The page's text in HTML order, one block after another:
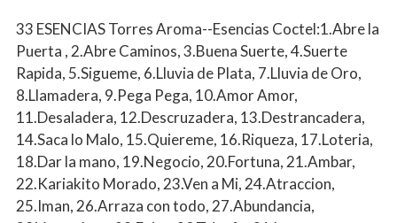
33 ESENCIAS Torres Aroma--Esencias Coctel:1.Abre la
Puerta , 2.Abre Caminos, 3.Buena Suerte, 4.Suerte
Rapida, 5.Sigueme, 6.Lluvia de Plata, 7.Lluvia de Oro,
8.Llamadera, 9.Pega Pega, 10.Amor Amor,
11.Desaladera, 12.Descruzadera, 13.Destrancadera,
14.Saca lo Malo, 15.Quiereme, 16.Riqueza, 17.Loteria,
18.Dar la mano, 19.Negocio, 20.Fortuna, 21.Ambar,
22.Kariakito Morado, 23.Ven a Mi, 24.Atraccion,
25.Iman, 26.Arraza con todo, 27.Abundancia,